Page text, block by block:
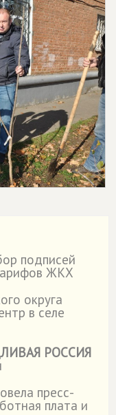
подписей
ЖКХ
округа
в селе
РОССИЯ
пресс-
плата и